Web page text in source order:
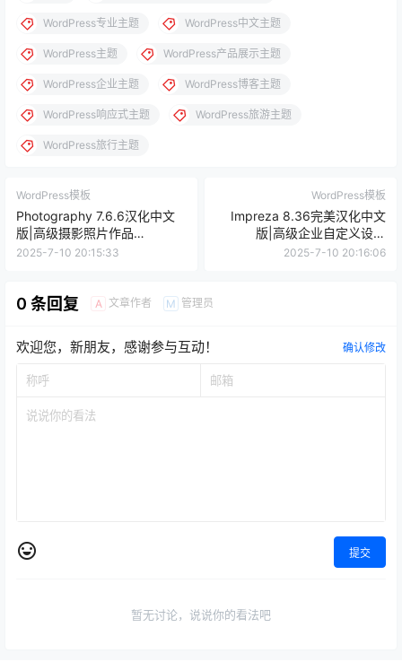
WordPress企业主题 WordPress博客主题
WordPress响应式主题 WordPress旅游主题
WordPress旅行主题
Photography 7.6.6汉化中文
WordPress主题模板
2025-7-10 20:15:33
WooCommerce WordPress主
题
2025-7-10 20:16:06
0 条回复 A 文章作者
Copyright © 2026 云打折